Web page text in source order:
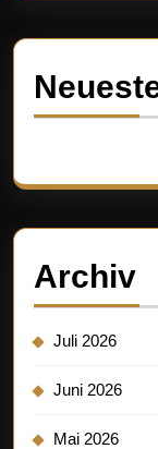
Archiv
Juli 2026
Juni 2026
Mai 2026